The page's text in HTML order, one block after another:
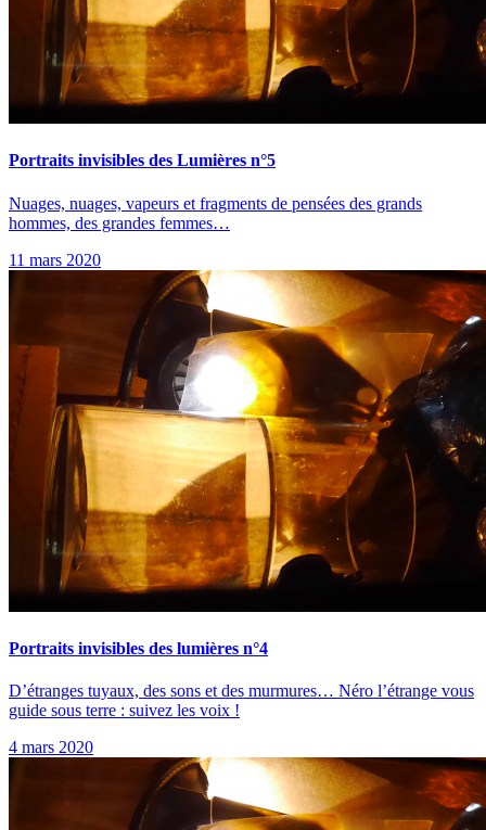
Portraits invisibles des Lumières n°5
Nuages, nuages, vapeurs et fragments de pensées des grands
hommes, des grandes femmes…
11 mars 2020
Portraits invisibles des lumières n°4
D’étranges tuyaux, des sons et des murmures… Néro l’étrange vous
guide sous terre : suivez les voix !
4 mars 2020